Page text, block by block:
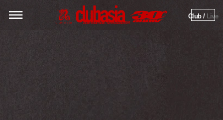
Club / Live